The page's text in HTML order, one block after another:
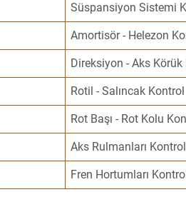
Süspansiyon Sistemi
Amortisör - Helezon
Direksiyon - Aks Körük
Rotil - Salıncak Kontrol
Rot Başı - Rot Kolu
Aks Rulmanları Kontrol
Fren Hortumları